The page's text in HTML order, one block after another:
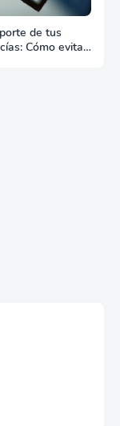
de tus
Cómo evitar